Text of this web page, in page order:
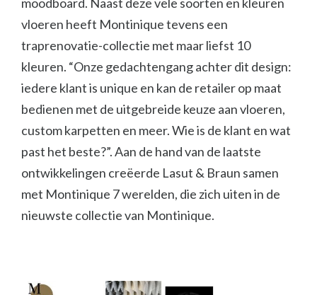
vloeren heeft Montinique tevens een
traprenovatie-collectie met maar liefst 10
kleuren. “Onze gedachtengang achter dit design:
iedere klant is unique en kan de retailer op maat
bedienen met de uitgebreide keuze aan vloeren,
custom karpetten en meer. Wie is de klant en wat
past het beste?”. Aan de hand van de laatste
ontwikkelingen creëerde Lasut & Braun samen
met Montinique 7 werelden, die zich uiten in de
nieuwste collectie van Montinique.